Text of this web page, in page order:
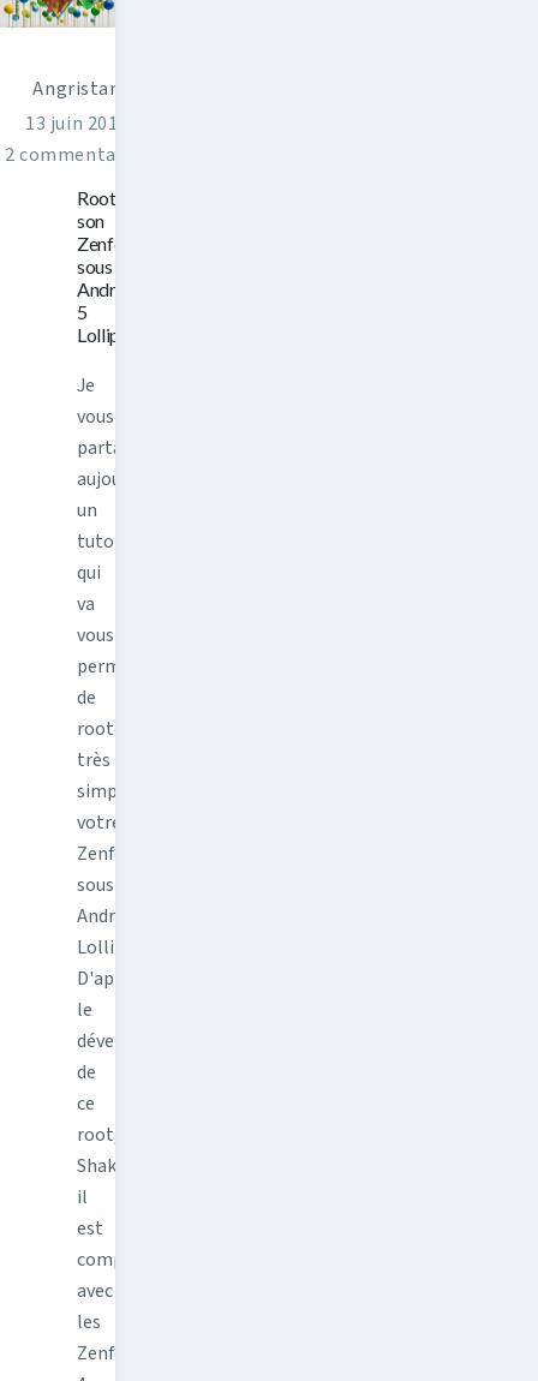
Angristan
13 juin 2015
2 commentaires
Rooter
son
Zenfone
sous
Android
5
Lollipop
Je
vous
partage
aujourd'hui
un
tutoriel
qui
va
vous
permettre
de
rooter
très
simplement
votre
Zenfone
sous
Android
Lollipop.
D'après
le
développeur
de
ce
root,
Shakalaca,
il
est
compatible
avec
les
Zenfone